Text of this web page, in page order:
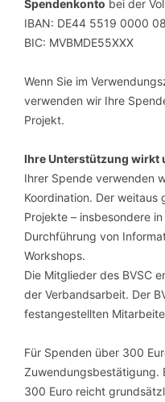
Spendenkonto bei der
IBAN: DE44 5519 0000
BIC: MVBMDE55XXX
Wenn Sie im
verwenden wir Ihre
Projekt.
Ihre Unterstützung wirkt
Ihrer Spende verwenden
Koordination. Der
Projekte – insbesondere
Durchführung von
Workshops.
Die Mitglieder des BVSC
der Verbandsarbeit. Der
festangestellten
Für Spenden über 300
Zuwendungsbestätigung.
300 Euro reicht